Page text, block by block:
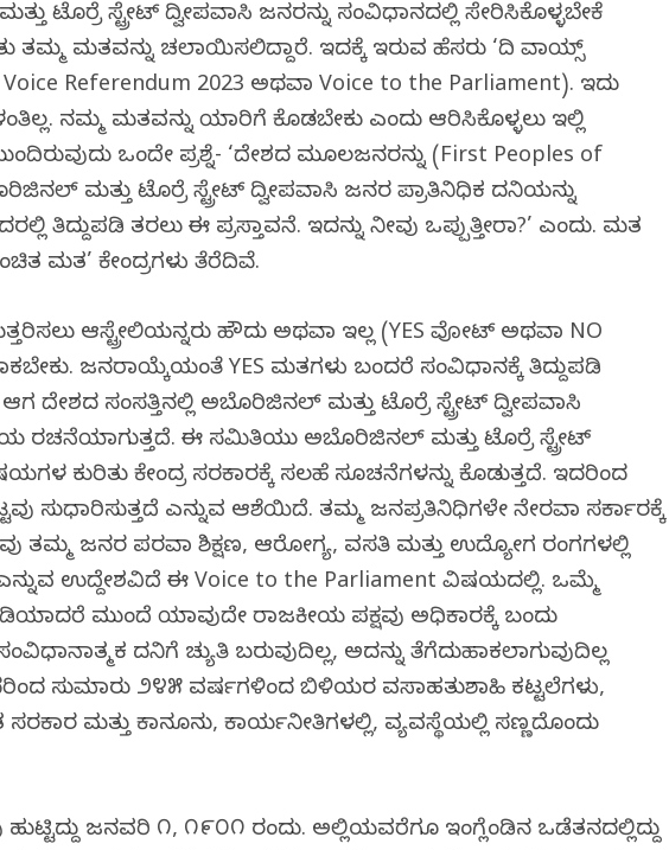
ಸ್ಟ್ರೇಟ್ ದ್ವೀಪವಾಸಿ ಜನರನ್ನು ಸಂವಿಧಾನದಲ್ಲಿ ಸೇರಿಸಿಕೊಳ್ಳಬೇಕೆ
ತಮ್ಮ ಮತವನ್ನು ಚಲಾಯಿಸಲಿದ್ದಾರೆ. ಇದಕ್ಕೆ ಇರುವ ಹೆಸರು ‘ದಿ ವಾಯ್ಸ್
Referendum 2023 ಅಥವಾ Voice to the Parliament). ಇದು
ನಮ್ಮ ಮತವನ್ನು ಯಾರಿಗೆ ಕೊಡಬೇಕು ಎಂದು ಆರಿಸಿಕೊಳ್ಳಲು ಇಲ್ಲಿ
ಒಂದೇ ಪ್ರಶ್ನೆ- ‘ದೇಶದ ಮೂಲಜನರನ್ನು (First Peoples of
ಮತ್ತು ಟೊರ್ರೆ ಸ್ಟ್ರೇಟ್ ದ್ವೀಪವಾಸಿ ಜನರ ಪ್ರಾತಿನಿಧಿಕ ದನಿಯನ್ನು
ತಿದ್ದುಪಡಿ ತರಲು ಈ ಪ್ರಸ್ತಾವನೆ. ಇದನ್ನು ನೀವು ಒಪ್ಪುತ್ತೀರಾ?’ ಎಂದು. ಮತ
ಮತ’ ಕೇಂದ್ರಗಳು ತೆರೆದಿವೆ.
ಆಸ್ಟ್ರೇಲಿಯನ್ನರು ಹೌದು ಅಥವಾ ಇಲ್ಲ (YES ವೋಟ್ ಅಥವಾ NO
ಜನರಾಯ್ಕೆಯಂತೆ YES ಮತಗಳು ಬಂದರೆ ಸಂವಿಧಾನಕ್ಕೆ ತಿದ್ದುಪಡಿ
ದೇಶದ ಸಂಸತ್ತಿನಲ್ಲಿ ಅಬೊರಿಜಿನಲ್ ಮತ್ತು ಟೊರ್ರೆ ಸ್ಟ್ರೇಟ್ ದ್ವೀಪವಾಸಿ
ರಚನೆಯಾಗುತ್ತದೆ. ಈ ಸಮಿತಿಯು ಅಬೊರಿಜಿನಲ್ ಮತ್ತು ಟೊರ್ರೆ ಸ್ಟ್ರೇಟ್
ಕುರಿತು ಕೇಂದ್ರ ಸರಕಾರಕ್ಕೆ ಸಲಹೆ ಸೂಚನೆಗಳನ್ನು ಕೊಡುತ್ತದೆ. ಇದರಿಂದ
ಸುಧಾರಿಸುತ್ತದೆ ಎನ್ನುವ ಆಶೆಯಿದೆ. ತಮ್ಮ ಜನಪ್ರತಿನಿಧಿಗಳೇ ನೇರವಾಗಿ ಸರ್ಕಾರಕ್ಕೆ
ತಮ್ಮ ಜನರ ಪರವಾಗಿ ಶಿಕ್ಷಣ, ಆರೋಗ್ಯ, ವಸತಿ ಮತ್ತು ಉದ್ಯೋಗ ರಂಗಗಳಲ್ಲಿ
ಉದ್ದೇಶವಿದೆ ಈ Voice to the Parliament ವಿಷಯದಲ್ಲಿ. ಒಮ್ಮೆ
ಮುಂದೆ ಯಾವುದೇ ರಾಜಕೀಯ ಪಕ್ಷವು ಅಧಿಕಾರಕ್ಕೆ ಬಂದು
ದನಿಗೆ ಚ್ಯುತಿ ಬರುವುದಿಲ್ಲ, ಅದನ್ನು ತೆಗೆದುಹಾಕಲಾಗುವುದಿಲ್ಲ
ಸುಮಾರು ೨೪೫ ವರ್ಷಗಳಿಂದ ಬಿಳಿಯರ ವಸಾಹತುಶಾಹಿ ಕಟ್ಟಲೆಗಳು,
ಮತ್ತು ಕಾನೂನು, ಕಾರ್ಯನೀತಿಗಳಲ್ಲಿ, ವ್ಯವಸ್ಥೆಯಲ್ಲಿ ಸಣ್ಣದೊಂದು
ಹುಟ್ಟಿದ್ದು ಜನವರಿ ೧, ೧೯೦೧ ರಂದು. ಅಲ್ಲಿಯವರೆಗೂ ಇಂಗ್ಲೆಂಡಿನ ಒಡೆತನದಲ್ಲಿದ್ದು